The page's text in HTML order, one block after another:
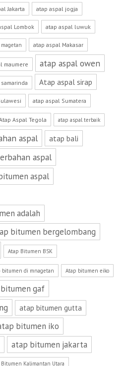
Jakarta atap aspal jogja
Lombok atap aspal luwuk
atap aspal Makasar
maumere atap aspal owen
Atap aspal sirap
atap aspal Sumatera
Aspal Tegola atap aspal terbaik
aspal
atap bali
aspal
aspal
adalah
bitumen bergelombang
Atap Bitumen BSK
bitumen di mnagetan Atap bitumen eiko
gaf
atap bitumen gutta
bitumen iko
atap bitumen jakarta
Kalimantan Utara